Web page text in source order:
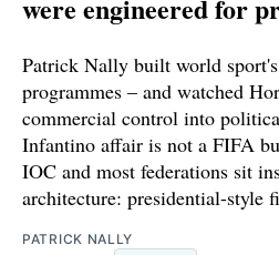
were engineered for
Patrick Nally built world
programmes – and watched
commercial control into
Infantino affair is not a FIFA
IOC and most federations sit
architecture: presidential-style
PATRICK NALLY